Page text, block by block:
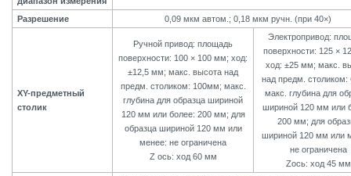
Разрешение 0,09 мкм автом.; 0,18 мкм ручн. (при 40×)
XY-предметный
столик
Ручной привод: площадь
поверхности: 100 × 100 мм; ход:
±12,5 мм; макс. высота над
предм. столиком: 100мм; макс.
глубина для образца шириной
120 мм или более: 200 мм; для
образца шириной 120 мм или
менее: не ограничена
Z ось: ход 60 мм
Электропривод:
поверхности: 125 ×
ход: ±25 мм; макс.
над предм.
макс. глубина для
шириной 120 мм или
200 мм; для
шириной 120 мм или
не ограничена
Zось: ход 45 мм